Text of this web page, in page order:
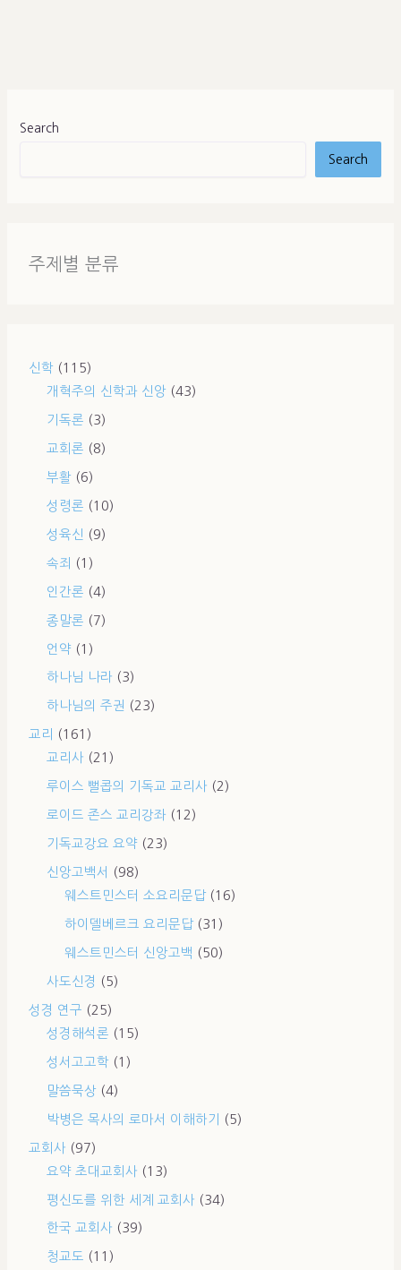
Search
Search
주제별 분류
신학 (115)
개혁주의 신학과 신앙 (43)
기독론 (3)
교회론 (8)
부활 (6)
성령론 (10)
성육신 (9)
속죄 (1)
인간론 (4)
종말론 (7)
언약 (1)
하나님 나라 (3)
하나님의 주권 (23)
교리
(161)
교리사 (21)
루이스 뻘콥의 기독교 교리사 (2)
로이드 존스 교리강좌 (12)
기독교강요 요약 (23)
신앙고백서
(98)
웨스트민스터 소요리문답(16)
하이델베르크 요리문답(31)
웨스트민스터 신앙고백 (50)
사도신경 (5)
성경 연구 (25)
성경해석론 (15)
성서고고학 (1)
말씀묵상 (4)
박병은 목사의 로마서 이해하기 (5)
교회사 (97)
요약 초대교회사 (13)
평신도를 위한 세계 교회사 (34)
한국 교회사 (39)
청교도 (11)